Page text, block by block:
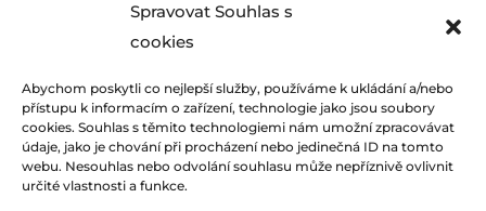
Spravovat Souhlas s
cookies
Abychom poskytli co nejlepší služby, používáme k ukládání a/nebo
přístupu k informacím o zařízení, technologie jako jsou soubory
cookies. Souhlas s těmito technologiemi nám umožní zpracovávat
údaje, jako je chování při procházení nebo jedinečná ID na tomto
webu. Nesouhlas nebo odvolání souhlasu může nepříznivě ovlivnit
určité vlastnosti a funkce.
IČO 00260479
emailpodatelna@mestoduba.cz
webhttp://www.mestoduba.cz